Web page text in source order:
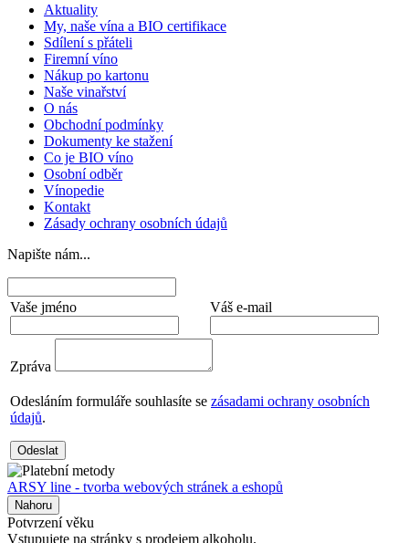
Aktuality
My, naše vína a BIO certifikace
Sdílení s přáteli
Firemní víno
Nákup po kartonu
Naše vinařství
O nás
Obchodní podmínky
Dokumenty ke stažení
Co je BIO víno
Osobní odběr
Vínopedie
Kontakt
Zásady ochrany osobních údajů
Napište nám...
Vaše jméno Váš e-mail
Zpráva
Odesláním formuláře souhlasíte se zásadami ochrany osobních
údajů.
Odeslat
ARSY line - tvorba webových stránek a eshopů
Nahoru
Potvrzení věku
Vstupujete na stránky s prodejem alkoholu.